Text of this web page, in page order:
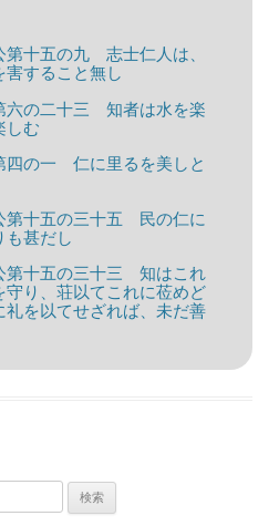
十五の九 志士仁人は、
害すること無し
の二十三 知者は水を楽
しむ
の一 仁に里るを美しと
十五の三十五 民の仁に
も甚だし
十五の三十三 知はこれ
守り、荘以てこれに莅めど
礼を以てせざれば、未だ善